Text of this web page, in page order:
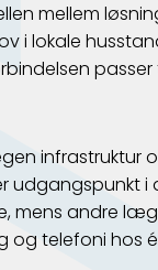
mellem
i lokale
infrastruktur
i
mens andre
og telefoni hos